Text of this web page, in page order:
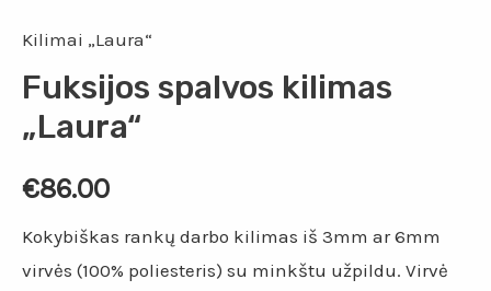
Kilimai „Laura“
Fuksijos spalvos kilimas
„Laura“
€86.00
Kokybiškas rankų darbo kilimas iš 3mm ar 6mm
virvės (100% poliesteris) su minkštu užpildu. Virvė